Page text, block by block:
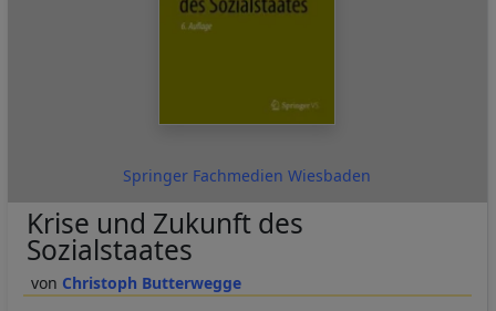
Springer Fachmedien Wiesbaden
Christoph Butterwegge
Krise und Zukunft des
Sozialstaates